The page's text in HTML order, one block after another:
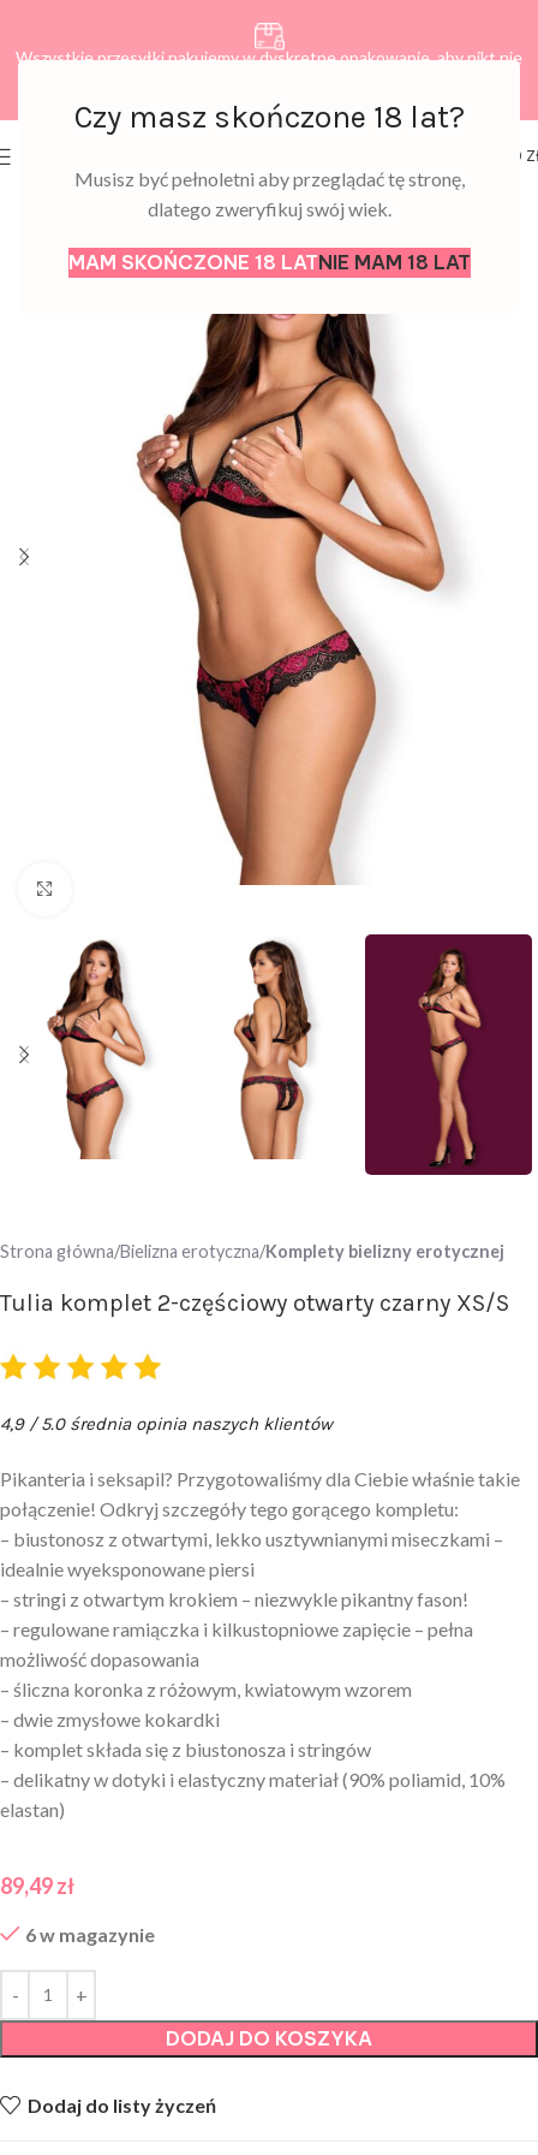
Czy masz skończone 18 lat?
Musisz być pełnoletni aby przeglądać tę stronę,
dlatego zweryfikuj swój wiek.
MAM SKOŃCZONE 18 LATNIE MAM 18 LAT
Wszystkie przesyłki pakujemy w dyskretne opakowanie, aby nikt nie
0,00
Strona główna Bielizna erotyczna Komplety bielizny erotycznej
Tulia komplet 2-częściowy otwarty czarny XS/S
4,9 / 5.0 średnia opinia naszych klientów
Pikanteria i seksapil? Przygotowaliśmy dla Ciebie właśnie takie
połączenie! Odkryj szczegóły tego gorącego kompletu:
– biustonosz z otwartymi, lekko usztywnianymi miseczkami –
idealnie wyeksponowane piersi
– stringi z otwartym krokiem – niezwykle pikantny fason!
– regulowane ramiączka i kilkustopniowe zapięcie – pełna
możliwość dopasowania
– śliczna koronka z różowym, kwiatowym wzorem
– dwie zmysłowe kokardki
– komplet składa się z biustonosza i stringów
– delikatny w dotyki i elastyczny materiał (90% poliamid, 10%
elastan)
89,49zł
6 w magazynie
DODAJ DO KOSZYKA
Dodaj do listy życzeń